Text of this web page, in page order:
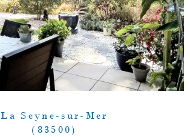
La Seyne-sur-Mer
(83500)